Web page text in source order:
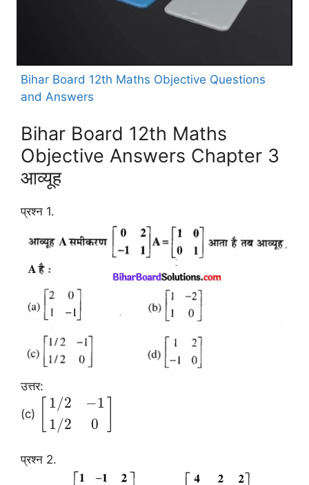
Bihar Board 12th Maths Objective Questions
and Answers
Bihar Board 12th Maths
Objective Answers Chapter 3
आव्यूह
प्रश्न 1.
उत्तर:
(c)
1/2
1/2
−1
0
प्रश्न 2.